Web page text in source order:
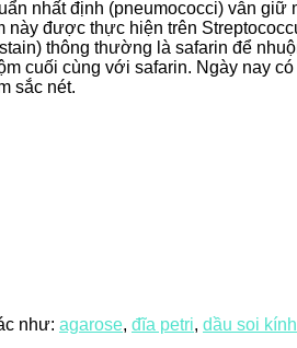
nhất định (pneumococci) vẫn giữ
được thực hiện trên
thông thường là safarin để
cuối cùng với safarin. Ngày nay
sắc nét.
như: agarose, đĩa petri, dầu soi kính